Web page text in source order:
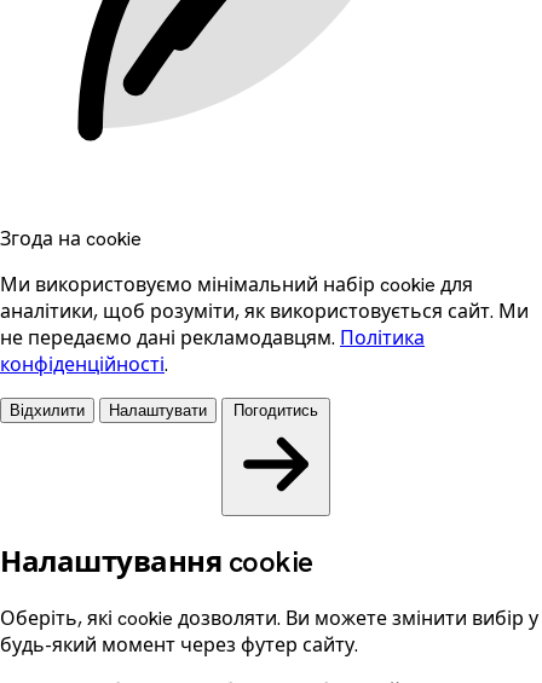
Згода на cookie
Ми використовуємо мінімальний набір cookie для
аналітики, щоб розуміти, як використовується сайт. Ми
не передаємо дані рекламодавцям. Політика
конфіденційності.
Відхилити Налаштувати Погодитись
Налаштування cookie
Оберіть, які cookie дозволяти. Ви можете змінити вибір у
будь-який момент через футер сайту.